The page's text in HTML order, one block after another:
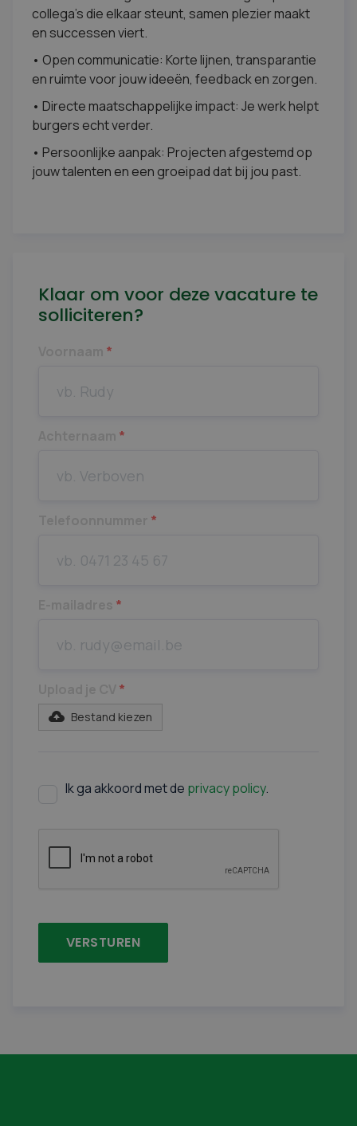
collega’s die elkaar steunt, samen plezier maakt
en successen viert.
• Open communicatie: Korte lijnen, transparantie
en ruimte voor jouw ideeën, feedback en zorgen.
• Directe maatschappelijke impact: Je werk helpt
burgers echt verder.
• Persoonlijke aanpak: Projecten afgestemd op
jouw talenten en een groeipad dat bij jou past.
Klaar om voor deze vacature te
solliciteren?
*
*
*
*
*
Bestand kiezen
Ik ga akkoord met de privacy policy.